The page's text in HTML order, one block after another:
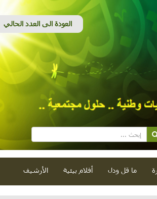
ما قل ودل أفلام بيئية الأرشيف